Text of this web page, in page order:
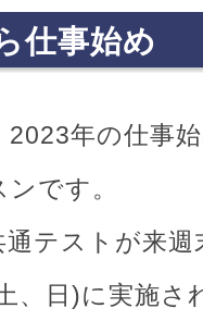
仕事始め
年の仕事始
です。
テストが来週
、日)に実施さ